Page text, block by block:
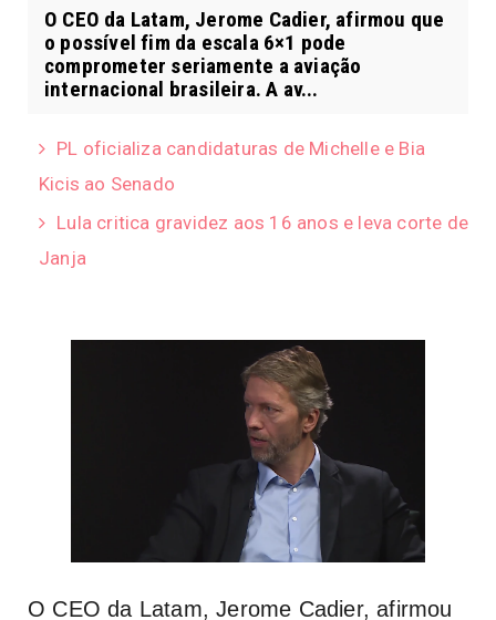
O CEO da Latam, Jerome Cadier, afirmou que
o possível fim da escala 6×1 pode
comprometer seriamente a aviação
internacional brasileira. A av...
PL oficializa candidaturas de Michelle e Bia
Kicis ao Senado
Lula critica gravidez aos 16 anos e leva corte de
Janja
O CEO da Latam, Jerome Cadier, afirmou